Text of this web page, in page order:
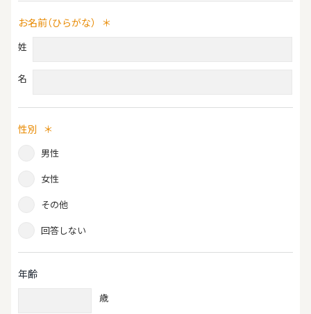
お名前（ひらがな） ＊
姓
名
性別 ＊
男性
女性
その他
回答しない
年齢
歳